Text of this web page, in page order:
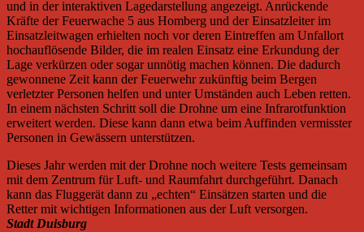
und in der interaktiven Lagedarstellung angezeigt. Anrückende
Kräfte der Feuerwache 5 aus Homberg und der Einsatzleiter im
Einsatzleitwagen erhielten noch vor deren Eintreffen am Unfallort
hochauflösende Bilder, die im realen Einsatz eine Erkundung der
Lage verkürzen oder sogar unnötig machen können. Die dadurch
gewonnene Zeit kann der Feuerwehr zukünftig beim Bergen
verletzter Personen helfen und unter Umständen auch Leben retten.
In einem nächsten Schritt soll die Drohne um eine Infrarotfunktion
erweitert werden. Diese kann dann etwa beim Auffinden vermisster
Personen in Gewässern unterstützen.
Dieses Jahr werden mit der Drohne noch weitere Tests gemeinsam
mit dem Zentrum für Luft- und Raumfahrt durchgeführt. Danach
kann das Fluggerät dann zu „echten“ Einsätzen starten und die
Retter mit wichtigen Informationen aus der Luft versorgen.
Stadt Duisburg